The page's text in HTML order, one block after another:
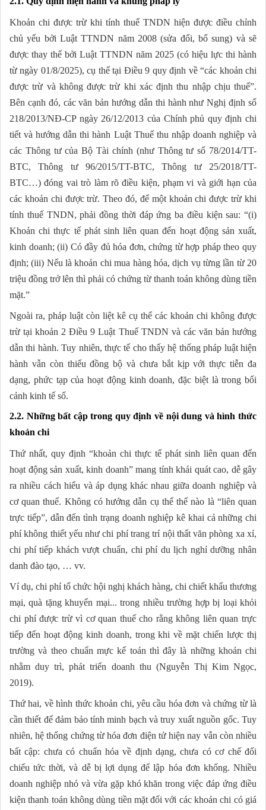
Khoản chi được trừ khi tính thuế TNDN hiện được điều chỉnh
chủ yếu bởi Luật TTNDN năm 2008 (sửa đổi, bổ sung) và sẽ
được thay thế bởi Luật TTNDN năm 2025 (có hiệu lực thi hành
từ ngày 01/8/2025), cụ thể tại Điều 9 quy định về “các khoản chi
được trừ và không được trừ khi xác định thu nhập chịu thuế”.
Bên cạnh đó, các văn bản hướng dẫn thi hành như Nghị định số
218/2013/NĐ-CP ngày 26/12/2013 của Chính phủ quy định chi
tiết và hướng dẫn thi hành Luật Thuế thu nhập doanh nghiệp và
các Thông tư của Bộ Tài chính (như Thông tư số 78/2014/TT-
BTC, Thông tư 96/2015/TT-BTC, Thông tư 25/2018/TT-
BTC…) đóng vai trò làm rõ điều kiện, phạm vi và giới hạn của
các khoản chi được trừ. Theo đó, để một khoản chi được trừ khi
tính thuế TNDN, phải đồng thời đáp ứng ba điều kiện sau: “(i)
Khoản chi thực tế phát sinh liên quan đến hoạt động sản xuất,
kinh doanh; (ii) Có đầy đủ hóa đơn, chứng từ hợp pháp theo quy
định; (iii) Nếu là khoản chi mua hàng hóa, dịch vụ từng lần từ 20
triệu đồng trở lên thì phải có chứng từ thanh toán không dùng tiền
mặt.”
Ngoài ra, pháp luật còn liệt kê cụ thể các khoản chi không được
trừ tại khoản 2 Điều 9 Luật Thuế TNDN và các văn bản hướng
dẫn thi hành. Tuy nhiên, thực tế cho thấy hệ thống pháp luật hiện
hành vẫn còn thiếu đồng bộ và chưa bắt kịp với thực tiễn đa
dạng, phức tạp của hoạt động kinh doanh, đặc biệt là trong bối
cảnh kinh tế số.
2.2. Những bất cập trong quy định về nội dung và hình thức
khoản chi
Thứ nhất, quy định “khoản chi thực tế phát sinh liên quan đến
hoạt động sản xuất, kinh doanh” mang tính khái quát cao, dễ gây
ra nhiều cách hiểu và áp dụng khác nhau giữa doanh nghiệp và
cơ quan thuế. Không có hướng dẫn cụ thể thế nào là “liên quan
trực tiếp”, dẫn đến tình trạng doanh nghiệp kê khai cả những chi
phí không thiết yếu như chi phí trang trí nội thất văn phòng xa xỉ,
chi phí tiếp khách vượt chuẩn, chi phí du lịch nghỉ dưỡng nhân
danh đào tạo, … vv.
Ví dụ, chi phí tổ chức hội nghị khách hàng, chi chiết khấu thương
mại, quà tặng khuyến mại... trong nhiều trường hợp bị loại khỏi
chi phí được trừ vì cơ quan thuế cho rằng không liên quan trực
tiếp đến hoạt động kinh doanh, trong khi về mặt chiến lược thị
trường và theo chuẩn mực kế toán thì đây là những khoản chi
nhằm duy trì, phát triển doanh thu (Nguyễn Thị Kim Ngọc,
2019).
Thứ hai, về hình thức khoản chi, yêu cầu hóa đơn và chứng từ là
cần thiết để đảm bảo tính minh bạch và truy xuất nguồn gốc. Tuy
nhiên, hệ thống chứng từ hóa đơn điện tử hiện nay vẫn còn nhiều
bất cập: chưa có chuẩn hóa về định dạng, chưa có cơ chế đối
chiếu tức thời, và dễ bị lợi dụng để lập hóa đơn khống. Nhiều
doanh nghiệp nhỏ và vừa gặp khó khăn trong việc đáp ứng điều
kiện thanh toán không dùng tiền mặt đối với các khoản chi có giá